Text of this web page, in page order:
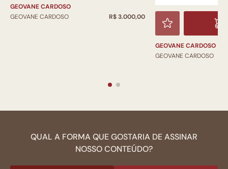
GEOVANE CARDOSO
GEOVANE CARDOSO
R$ 3.000,00
GEOVANE CARDOSO
GEOVANE CARDOSO
QUAL A FORMA QUE GOSTARIA DE ASSINAR
NOSSO CONTEÚDO?